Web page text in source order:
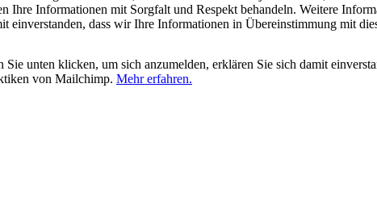
Ihre Informationen mit Sorgfalt und Respekt behandeln. Weitere
einverstanden, dass wir Ihre Informationen in Übereinstimmung mit
unten klicken, um sich anzumelden, erklären Sie sich damit
von Mailchimp. Mehr erfahren.